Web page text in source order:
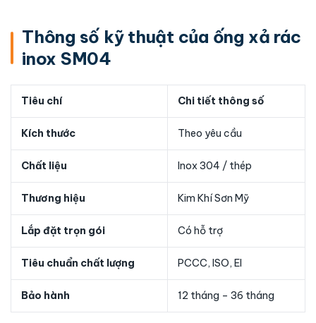
Thông số kỹ thuật của ống xả rác
inox SM04
Tiêu chí Chi tiết thông số
Kích thước Theo yêu cầu
Chất liệu Inox 304 / thép
Thương hiệu Kim Khí Sơn Mỹ
Lắp đặt trọn gói Có hỗ trợ
Tiêu chuẩn chất lượng PCCC, ISO, EI
Bảo hành 12 tháng – 36 tháng